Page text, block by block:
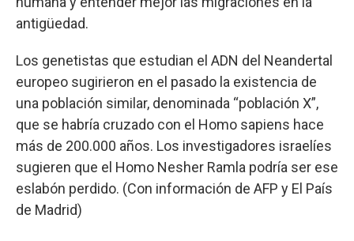
antigüedad.
Los genetistas que estudian el ADN del Neandertal
europeo sugirieron en el pasado la existencia de
una población similar, denominada “población X”,
que se habría cruzado con el Homo sapiens hace
más de 200.000 años. Los investigadores israelíes
sugieren que el Homo Nesher Ramla podría ser ese
eslabón perdido. (Con información de AFP y El País
de Madrid)